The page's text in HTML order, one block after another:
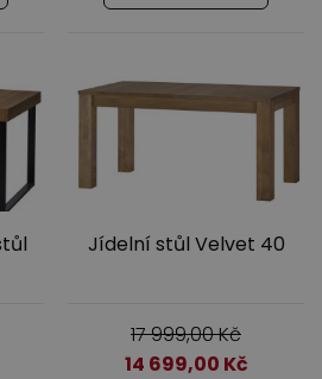
Jídelna
Jídelní stůl Velvet 40
17 999,00Kč
14 699,00 Kč